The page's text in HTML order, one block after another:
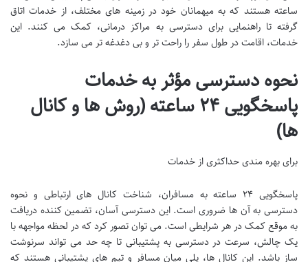
ساعته هستند که به میهمانان خود در زمینه های مختلف، از خدمات اتاق
گرفته تا راهنمایی برای دسترسی به مراکز درمانی، کمک می کنند. این
خدمات، اقامت در طول سفر را راحت تر و بی دغدغه تر می سازد.
نحوه دسترسی مؤثر به خدمات
پاسخگویی ۲۴ ساعته (روش ها و کانال
ها)
برای بهره مندی حداکثری از خدمات
پاسخگویی ۲۴ ساعته به مسافران، شناخت کانال های ارتباطی و نحوه
دسترسی به آن ها ضروری است. این دسترسی آسان، تضمین کننده دریافت
به موقع کمک در هر شرایطی است. می توان تصور کرد که در لحظه مواجهه با
یک چالش، سرعت در دسترسی به پشتیبانی تا چه حد می تواند سرنوشت
ساز باشد. این کانال ها، پلی میان مسافر و تیم های پشتیبانی هستند که